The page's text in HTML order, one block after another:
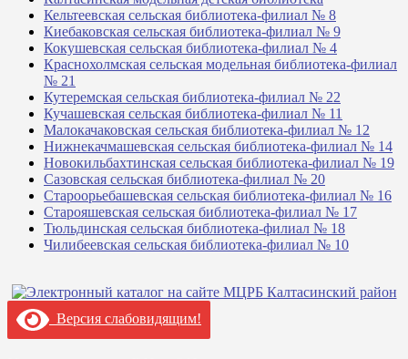
Кельтеевская сельская библиотека-филиал № 8
Киебаковская сельская библиотека-филиал № 9
Кокушевская сельская библиотека-филиал № 4
Краснохолмская сельская модельная библиотека-филиал
№ 21
Кутеремская сельская библиотека-филиал № 22
Кучашевская сельская библиотека-филиал № 11
Малокачаковская сельская библиотека-филиал № 12
Нижнекачмашевская сельская библиотека-филиал № 14
Новокильбахтинская сельская библиотека-филиал № 19
Сазовская сельская библиотека-филиал № 20
Староорьебашевская сельская библиотека-филиал № 16
Старояшевская сельская библиотека-филиал № 17
Тюльдинская сельская библиотека-филиал № 18
Чилибеевская сельская библиотека-филиал № 10
Версия слабовидящим!